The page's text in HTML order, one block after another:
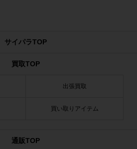
サイパラTOP
買取TOP
出張買取
買い取りアイテム
通販TOP